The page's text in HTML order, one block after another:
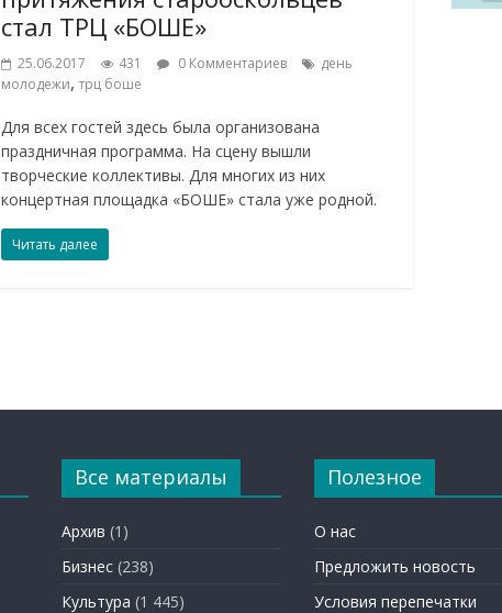
стал ТРЦ «БОШЕ»
25.06.2017 431 0 Комментариев
день
молодежи,трц боше
Для всех гостей здесь была организована
праздничная программа. На сцену вышли
творческие коллективы. Для многих из них
концертная площадка «БОШЕ» стала уже родной.
Читать далее
Все материалы
Архив (1)
Бизнес (238)
Культура (1 445)
Полезное
О нас
Предложить новость
Условия перепечатки